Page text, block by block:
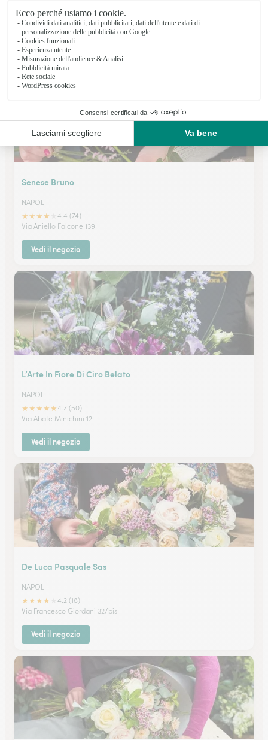
NAPOLI
★★★★★5 (1)
Corso Vittorio Emanuele 463
Vedi il negozio
Senese Bruno
NAPOLI
★★★★
4.4 (74)
Via Aniello Falcone 139
Vedi il negozio
L’Arte In Fiore Di Ciro Belato
NAPOLI
★★★★★4.7 (50)
Via Abate Minichini 12
Vedi il negozio
De Luca Pasquale Sas
NAPOLI
★★★★
4.2 (18)
Via Francesco Giordani 32/bis
Vedi il negozio